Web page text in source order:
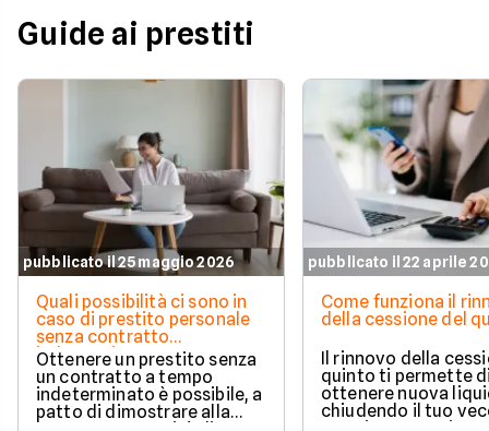
Guide ai prestiti
pubblicato il 25 maggio 2026
Quali possibilità ci sono in
caso di prestito personale
senza contratto
indeterminato
Ottenere un prestito senza
un contratto a tempo
indeterminato è possibile, a
patto di dimostrare alla
pubblicato il 22 aprile
Come funziona il
della cessione del
Il rinnovo della
quinto ti permette
ottenere nuova
chiudendo il tuo